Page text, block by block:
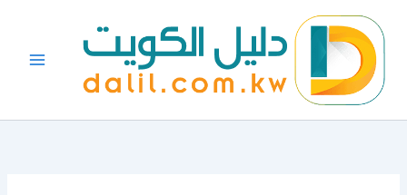
المحتوى